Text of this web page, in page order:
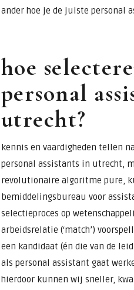
ander hoe je de juiste personal
hoe
personal
utrecht?
kennis en vaardigheden tellen
personal assistants in utrecht,
revolutionaire algoritme pure,
bemiddelingsbureau voor
selectieproces op
arbeidsrelatie (‘match’)
een kandidaat (én die van de
als personal assistant gaat
hierdoor kunnen wij sneller,